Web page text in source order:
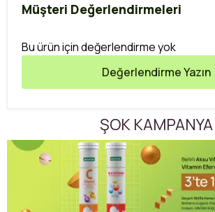
Müşteri Değerlendirmeleri
Bu ürün için değerlendirme yok
Değerlendirme Yazın
ŞOK KAMPANYA